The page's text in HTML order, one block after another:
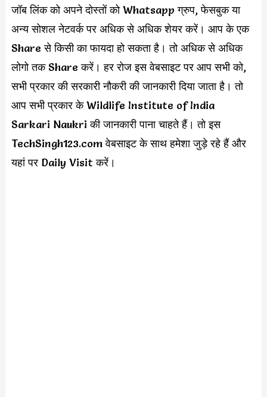
जॉब लिंक को अपने दोस्तों को Whatsapp ग्रुप, फेसबुक या
अन्य सोशल नेटवर्क पर अधिक से अधिक शेयर करें। आप के एक
Share से किसी का फायदा हो सकता है। तो अधिक से अधिक
लोगो तक Share करें। हर रोज इस वेबसाइट पर आप सभी को,
सभी प्रकार की सरकारी नौकरी की जानकारी दिया जाता है। तो
आप सभी प्रकार के Wildlife Institute of India
Sarkari Naukri की जानकारी पाना चाहते हैं। तो इस
TechSingh123.com वेबसाइट के साथ हमेशा जुड़े रहे हैं और
यहां पर Daily Visit करें।